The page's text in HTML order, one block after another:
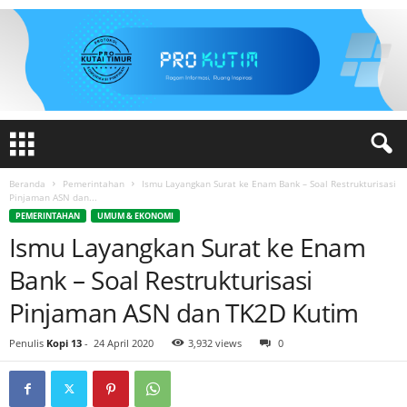
Beranda Pemerintahan
Ismu Layangkan Surat ke Enam Bank – Soal Restrukturisasi
Pinjaman ASN dan...
PEMERINTAHAN UMUM & EKONOMI
Ismu Layangkan Surat ke Enam
Bank – Soal Restrukturisasi
Pinjaman ASN dan TK2D Kutim
Penulis Kopi 13 - 24 April 2020 3,932 views 0